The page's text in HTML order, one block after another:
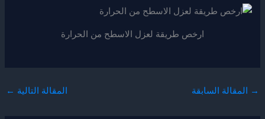
ارخص طريقة لعزل الاسطح من الحرارة
→ المقالة السابقة المقالة التالية ←